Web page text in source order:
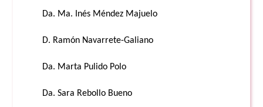
Da. Ma. Inés Méndez Majuelo
D. Ramón Navarrete-Galiano
Da. Marta Pulido Polo
Da. Sara Rebollo Bueno